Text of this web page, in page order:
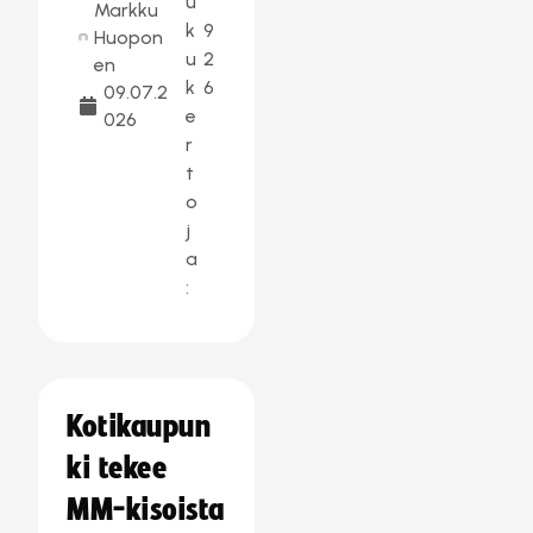
Markku
Huopon
en
09.07.2
026
k
u
k
e
r
t
o
j
a
:
9
2
6
Kotikaupun
ki tekee
MM-kisoista